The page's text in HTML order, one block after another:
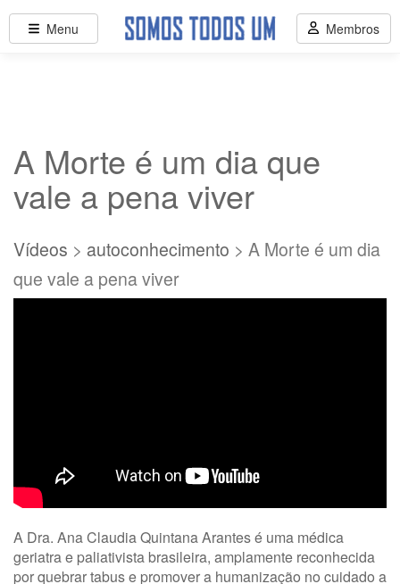
A Morte é um dia que
vale a pena viver
Vídeos > autoconhecimento > A Morte é um dia
que vale a pena viver
A Dra. Ana Claudia Quintana Arantes é uma médica
geriatra e paliativista brasileira, amplamente reconhecida
por quebrar tabus e promover a humanização no cuidado a
Menu Membros